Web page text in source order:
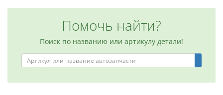
Помочь найти?
Поиск по названию или артикулу детали!